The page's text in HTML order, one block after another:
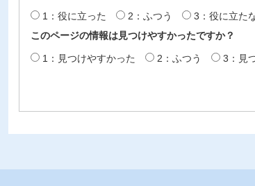
1：役に立った 2：ふつう
3：役に立た
このページの情報は見つけやすかったですか？
1：見つけやすかった 2：ふつう 3：見